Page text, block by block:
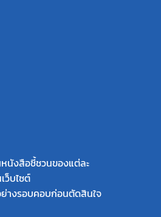
นังสือชี้ชวนของแต่ละ
ว็บไซต์
างรอบคอบก่อนตัดสินใจ